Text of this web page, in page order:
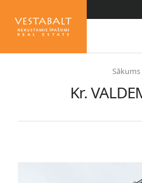
JAUNUMI
Sākums
Kr.